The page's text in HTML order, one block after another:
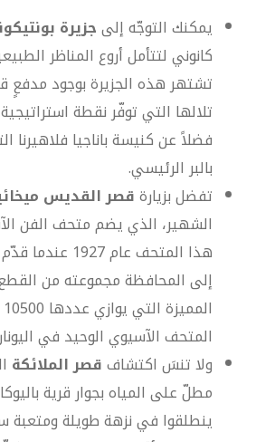
يمكنك التوجّه إلىجزيرة
كانوني لتتأمل أروع المناظر
تشتهر هذه الجزيرة بوجود
تلالها التي توفّر نقطة
فضلاً عن كنيسة باناجيا فلاهيرنا
بالبر الرئيسي.
تفضل بزيارةقصر القديس
الشهير، الذي يضم متحف الفن
هذا المتحف عام
إلى المحافظة مجموعته من القطع
المتحف الآسيوي الوحيد في
ولا تنسَ اكتشافقصر الملائكة
مطلّ على المياه بجوار قرية
ينطلقوا في نزهة طويلة ومتعبة